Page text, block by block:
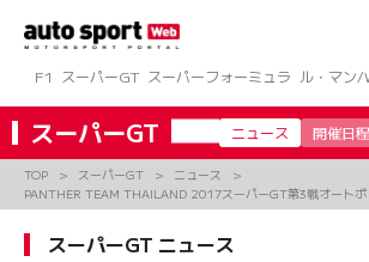
ツ
へ
ス
キ
プ
F1 スーパーGT スーパーフォーミュラ ル・マン/
スーパーGT ニュース 開催日
TOP スーパーGT
ニュース
PANTHER TEAM THAILAND 2017スーパーGT第3戦オートポ
スーパーGT ニュース